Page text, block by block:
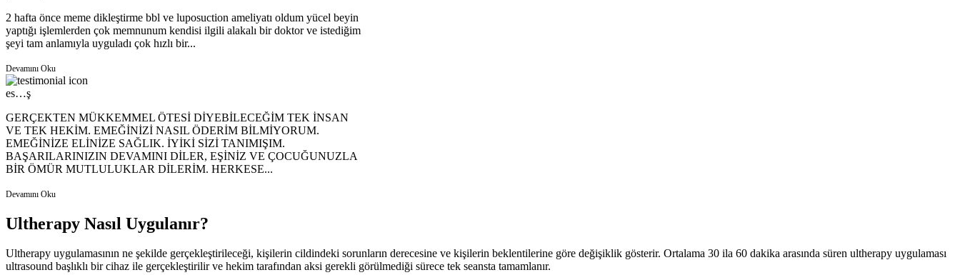
2 hafta önce meme dikleştirme bbl ve luposuction ameliyatı oldum yücel beyin
yaptığı işlemlerden çok memnunum kendisi ilgili alakalı bir doktor ve istediğim
şeyi tam anlamıyla uyguladı çok hızlı bir...
Devamını Oku
es…ş
GERÇEKTEN MÜKKEMMEL ÖTESİ DİYEBİLECEĞİM TEK İNSAN
VE TEK HEKİM. EMEĞİNİZİ NASIL ÖDERİM BİLMİYORUM.
EMEĞİNİZE ELİNİZE SAĞLIK. İYİKİ SİZİ TANIMIŞIM.
BAŞARILARINIZIN DEVAMINI DİLER, EŞİNİZ VE ÇOCUĞUNUZLA
BİR ÖMÜR MUTLULUKLAR DİLERİM. HERKESE...
Devamını Oku
Ultherapy Nasıl Uygulanır?
Ultherapy uygulamasının ne şekilde gerçekleştirileceği, kişilerin cildindeki sorunların derecesine ve kişilerin beklentilerine göre değişiklik gösterir. Ortalama 30 ila 60 dakika arasında süren ultherapy uygulaması
ultrasound başlıklı bir cihaz ile gerçekleştirilir ve hekim tarafından aksi gerekli görülmediği sürece tek seansta tamamlanır.